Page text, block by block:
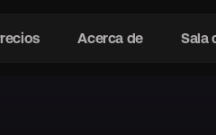
Acerca de Sala